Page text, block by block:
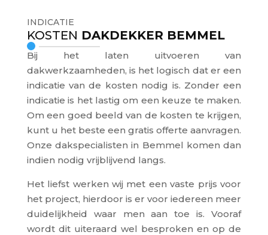
INDICATIE
KOSTEN DAKDEKKER BEMMEL
Bij het laten uitvoeren van
dakwerkzaamheden, is het logisch dat er een
indicatie van de kosten nodig is. Zonder een
indicatie is het lastig om een keuze te maken.
Om een goed beeld van de kosten te krijgen,
kunt u het beste een gratis offerte aanvragen.
Onze dakspecialisten in Bemmel komen dan
indien nodig vrijblijvend langs.
Het liefst werken wij met een vaste prijs voor
het project, hierdoor is er voor iedereen meer
duidelijkheid waar men aan toe is. Vooraf
wordt dit uiteraard wel besproken en op de